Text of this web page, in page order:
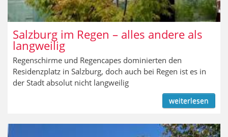
Salzburg im Regen – alles andere als
langweilig
Regenschirme und Regencapes dominierten den
Residenzplatz in Salzburg, doch auch bei Regen ist es in
der Stadt absolut nicht langweilig
weiterlesen